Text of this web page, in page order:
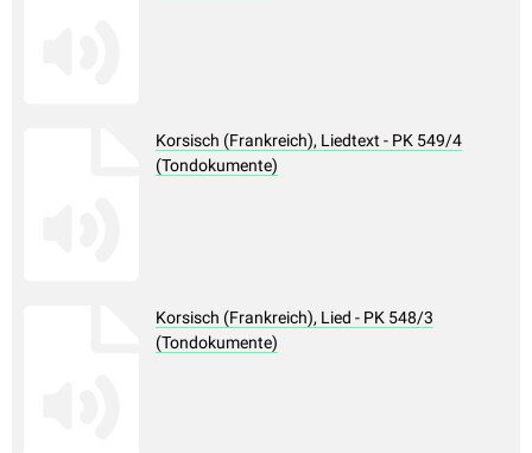
Korsisch (Frankreich), Liedtext - PK 549/4
(Tondokumente)
Korsisch (Frankreich), Lied - PK 548/3
(Tondokumente)